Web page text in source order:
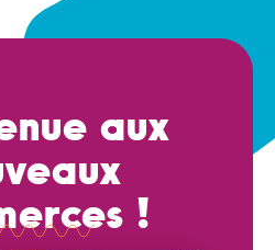
aux
!